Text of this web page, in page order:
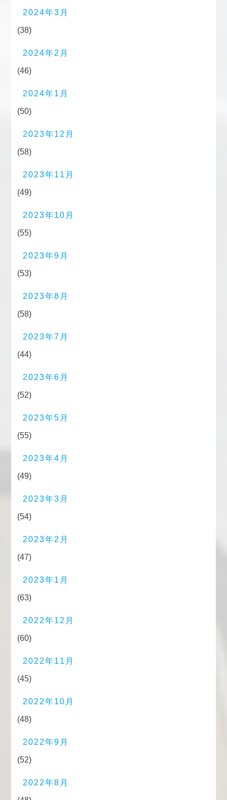
2024年3月
(38)
2024年2月
(46)
2024年1月
(50)
2023年12月
(58)
2023年11月
(49)
2023年10月
(55)
2023年9月
(53)
2023年8月
(58)
2023年7月
(44)
2023年6月
(52)
2023年5月
(55)
2023年4月
(49)
2023年3月
(54)
2023年2月
(47)
2023年1月
(63)
2022年12月
(60)
2022年11月
(45)
2022年10月
(48)
2022年9月
(52)
2022年8月